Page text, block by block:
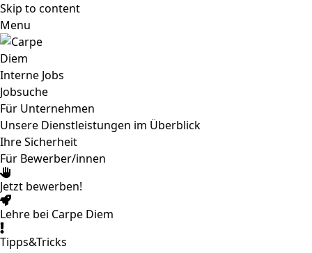
Skip to content
Menu
Interne Jobs
Jobsuche
Für Unternehmen
Unsere Dienstleistungen im Überblick
Ihre Sicherheit
Für Bewerber/innen
Jetzt bewerben!
Lehre bei Carpe Diem
Tipps&Tricks